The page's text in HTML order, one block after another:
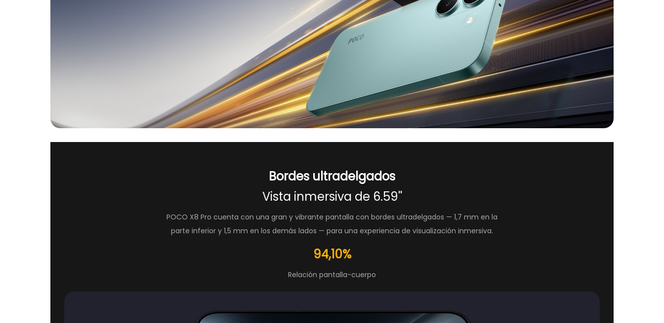
Bordes ultradelgados
Vista inmersiva de 6.59''
POCO X8 Pro cuenta con una gran y vibrante pantalla con bordes ultradelgados — 1,7 mm en la
parte inferior y 1,5 mm en los demás lados — para una experiencia de visualización inmersiva.
94,10%
Relación pantalla-cuerpo